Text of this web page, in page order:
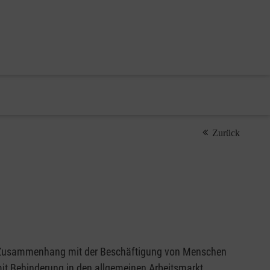
Zurück
mit der Beschäftigung von Menschen